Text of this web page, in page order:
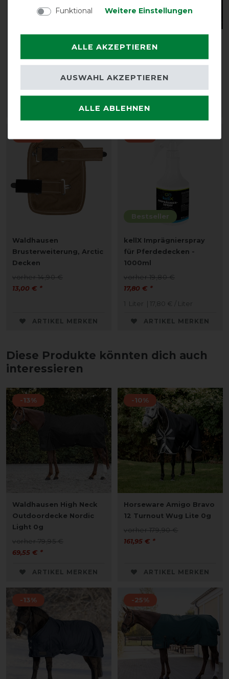
Brusterweiterung, Arctic
Decken
vorher 14,90 €
13,00 € *
ARTIKEL MERKEN
Inlay, 3-er Pack
vorher 11,90 €
10,35 € *
ARTIKEL MERKEN
Waldhausen
Brusterweiterung, Arctic
Decken
vorher 14,90 €
13,00 € *
ARTIKEL MERKEN
Bestseller
kellX Imprägnierspray
für Pferdedecken -
1000ml
vorher 19,80 €
17,80 € *
1 Liter | 17,80 € / Liter
ARTIKEL MERKEN
Diese Produkte könnten dich auch
interessieren
-13%
Waldhausen High Neck
Outdoordecke Nordic
Light 0g
vorher 79,95 €
69,55 € *
ARTIKEL MERKEN
-10%
Horseware Amigo Bravo
12 Turnout Wug Lite 0g
vorher 179,90 €
161,95 € *
ARTIKEL MERKEN
-13% -25%
Funktional
Weitere Einstellungen
ALLE AKZEPTIEREN
ALLE ABLEHNEN
AUSWAHL AKZEPTIEREN